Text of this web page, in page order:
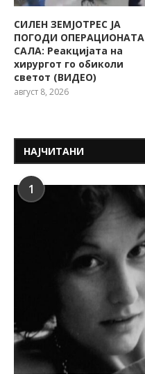
СИЛЕН ЗЕМЈОТРЕС ЈА
ПОГОДИ ОПЕРАЦИОНАТА
САЛА: Реакцијата на
хирургот го обиколи
светот (ВИДЕО)
август 8, 2026
НАЈЧИТАНИ
1